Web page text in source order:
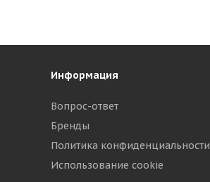
Информация
Вопрос-ответ
Бренды
Политика конфиденциальности
Использование cookie